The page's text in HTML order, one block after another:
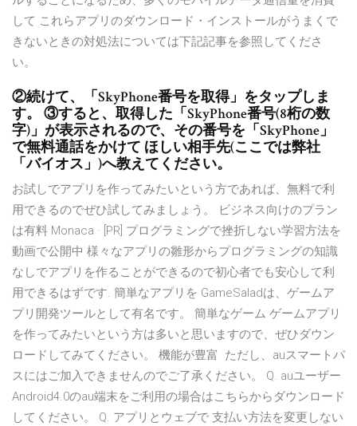
して これらアプリのダウンロード・インストールがうまくで
きないときの対処法については下記記事を参照してくださ
い。
②続けて、「SkyPhone番号を取得」をタップしま
す。 ③すると、取得した「SkyPhone番号(8桁の数
字)」が表示されるので、その番号を「SkyPhone」
で無料通話をかけて ほしい相手先(ここでは弊社
「バイオス」)へ教えてください。
お試しでアプリを作ってみたいという方であれば、無料で利
用できるのでぜひ試してみましょう。 ビジネス向けのプラン
は有料 Monaca · [PR] プログラミングで挫折しない学習方法を
動画で公開中 様々なアプリの雛形からプログラミングの知識
なしでアプリを作ることができるので初心者でも安心して利
用できるはずです. 簡単なアプリを GameSaladは、ゲームア
プリ開発ツールとして有名です。 簡単なゲーム ゲームアプリ
を作ってみたいという方は多いと思いますので、ぜひダウン
ロードしてみてください。 機能が豊富 ただし、auスマートパ
スにはご加入できませんのでご了承ください。 Q. auユーザー
Android4.0のau端末をご利用の場合はこちらからダウンロード
してください。 Q. アプリとウェブで 支払い方法を変更しない